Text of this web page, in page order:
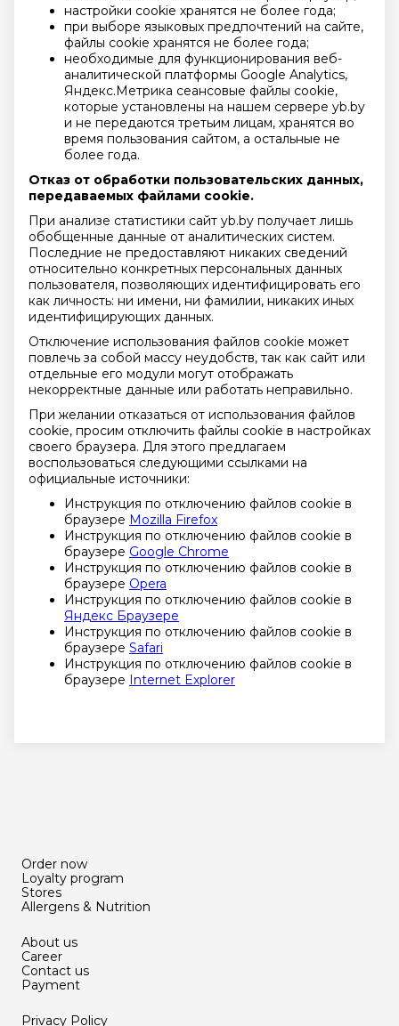
настройки cookie хранятся не более года;
при выборе языковых предпочтений на сайте,
файлы cookie хранятся не более года;
необходимые для функционирования веб-
аналитической платформы Google Analytics,
Яндекс.Метрика сеансовые файлы cookie,
которые установлены на нашем сервере yb.by
и не передаются третьим лицам, хранятся во
время пользования сайтом, а остальные не
более года.
Отказ от обработки пользовательских данных,
передаваемых файлами cookie.
При анализе статистики сайт yb.by получает лишь
обобщенные данные от аналитических систем.
Последние не предоставляют никаких сведений
относительно конкретных персональных данных
пользователя, позволяющих идентифицировать его
как личность: ни имени, ни фамилии, никаких иных
идентифицирующих данных.
Отключение использования файлов cookie может
повлечь за собой массу неудобств, так как сайт или
отдельные его модули могут отображать
некорректные данные или работать неправильно.
При желании отказаться от использования файлов
cookie, просим отключить файлы cookie в настройках
своего браузера. Для этого предлагаем
воспользоваться следующими ссылками на
официальные источники:
Инструкция по отключению файлов cookie в
браузере Mozilla Firefox
Инструкция по отключению файлов cookie в
браузере Google Chrome
Инструкция по отключению файлов cookie в
браузере Opera
Инструкция по отключению файлов cookie в
Яндекс Браузере
Инструкция по отключению файлов cookie в
браузере Safari
Инструкция по отключению файлов cookie в
браузере Internet Explorer
Order now
Loyalty program
Stores
Allergens & Nutrition
About us
Career
Contact us
Payment
Privacy Policy